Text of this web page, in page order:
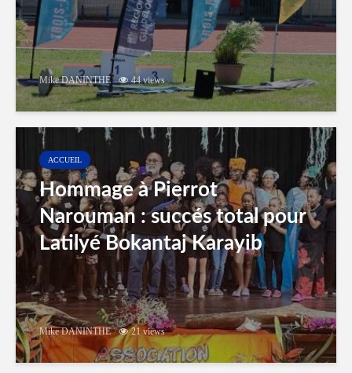
Mike DANINTHE 44 views
ACCUEIL
Hommage à Pierrot
Narouman : succés total pour
Latilyé Bokantaj Karayib
Mike DANINTHE 21 views